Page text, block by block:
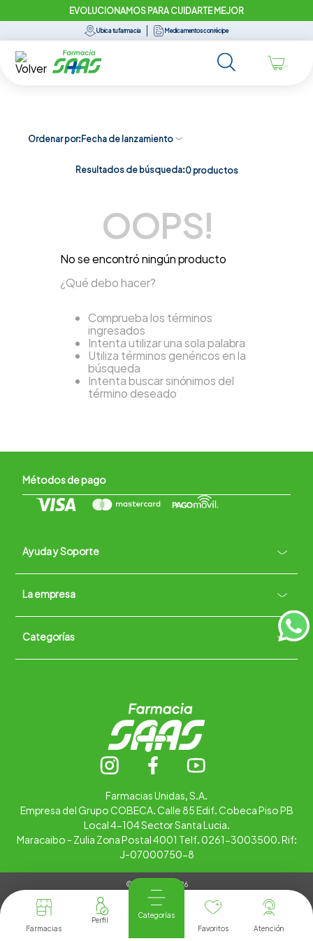
EVOLUCIONAMOS PARA CUIDARTE MEJOR
Ubica tu farmacia Medicamentos con récipe
Farmacias
Categorías
Favoritos
Atención
Ordenar por Fecha de lanzamiento
Resultados de búsqueda:0 productos
OOPS!
No se encontró ningún producto
¿Qué debo hacer?
Comprueba los términos
ingresados
Intenta utilizar una sola palabra
Utiliza términos genéricos en la
búsqueda
Intenta buscar sinónimos del
término deseado
Métodos de pago
Ayuda y Soporte +
Contacto vía WhatsApp
Términos y condiciones
La empresa +
Quiénes somos
Trabaja con nosotros
Categorías +
Farmacias Unidas, S.A.
Empresa del Grupo COBECA. Calle 85 Edif. Cobeca Piso PB
Local 4-104 Sector Santa Lucia.
Maracaibo - Zulia Zona Postal 4001 Telf. 0261-3003500. Rif:
J-07000750-8
© Copyright 2026
Tienda Virtual desarrollada por
Tecnología